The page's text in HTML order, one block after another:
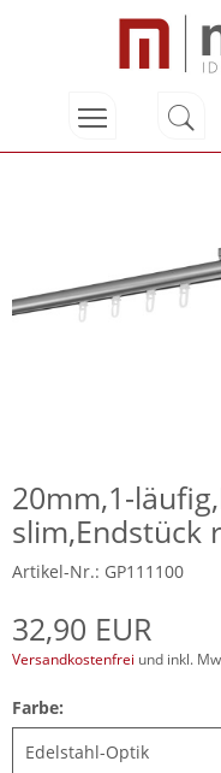
20mm,1-
slim,Endstück
Artikel-Nr.: GP111100
32,90 EUR
Versandkostenfrei und inkl.
Farbe: